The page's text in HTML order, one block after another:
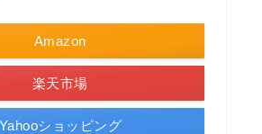
Amazon
楽天市場
Yahooショッピング